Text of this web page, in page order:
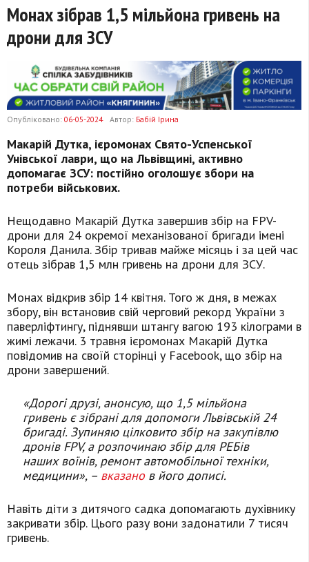
Монах зібрав 1,5 мільйона гривень на
дрони для ЗСУ
Опубліковано: 06-05-2024 Автор: Бабій Ірина
Макарій Дутка, ієромонах Свято-Успенської
Унівської лаври, що на Львівщині, активно
допомагає ЗСУ: постійно оголошує збори на
потреби військових.
Нещодавно Макарій Дутка завершив збір на FPV-
дрони для 24 окремої механізованої бригади імені
Короля Данила. Збір тривав майже місяць і за цей час
отець зібрав 1,5 млн гривень на дрони для ЗСУ.
Монах відкрив збір 14 квітня. Того ж дня, в межах
збору, він встановив свій черговий рекорд України з
паверліфтингу, піднявши штангу вагою 193 кілограми в
жимі лежачи. 3 травня ієромонах Макарій Дутка
повідомив на своїй сторінці у Facebook, що збір на
дрони завершений.
«Дорогі друзі, анонсую, що 1,5 мільйона
гривень є зібрані для допомоги Львівській 24
бригаді. Зупиняю цілковито збір на закупівлю
дронів FPV, а розпочинаю збір для РЕБів
наших воїнів, ремонт автомобільної техніки,
медицини», – вказанов його дописі.
Навіть діти з дитячого садка допомагають духівнику
закривати збір. Цього разу вони задонатили 7 тисяч
гривень.